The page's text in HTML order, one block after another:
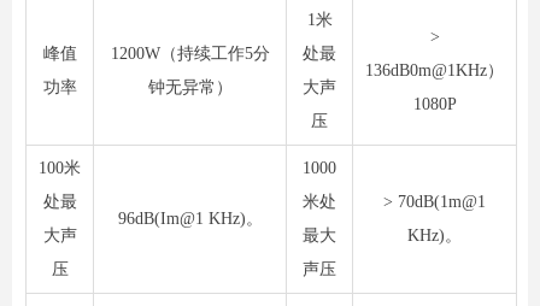
峰值
功率
1200W（持续工作5分
钟无异常）
1米
处最
大声
压
>
136dB0m@1KHz）
1080P
100米
处最
大声
压
96dB(Im@1 KHz)。
1000
米处
最大
声压
> 70dB(1m@1
KHz)。